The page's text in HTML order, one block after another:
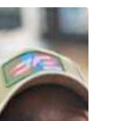
Planeta Rural
Especiales
Política
Galerías